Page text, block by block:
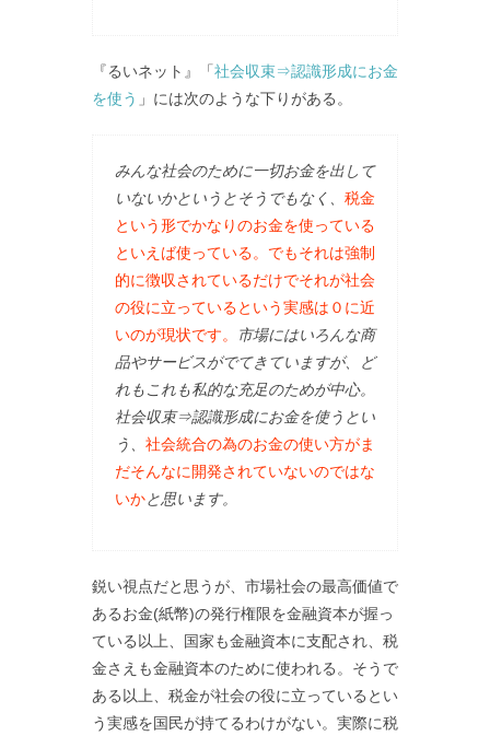
『るいネット』「社会収束⇒認識形成にお金
を使う 」には次のような下りがある。
みんな社会のために一切お金を出して
いないかというとそうでもなく、 税金
という形でかなりのお金を使っている
といえば使っている。でもそれは強制
的に徴収されているだけでそれが社会
の役に立っているという実感は０に近
いのが現状です。
市場にはいろんな商
品やサービスがでてきていますが、ど
れもこれも私的な充足のためが中心。
社会収束⇒認識形成にお金を使うとい
う、 社会統合の為のお金の使い方がま
だそんなに開発されていないのではな
いかと思います。
鋭い視点だと思うが、市場社会の最高価値で
あるお金(紙幣)の発行権限を金融資本が握っ
ている以上、国家も金融資本に支配され、税
金さえも金融資本のために使われる。そうで
ある以上、税金が社会の役に立っているとい
う実感を国民が持てるわけがない。実際に税